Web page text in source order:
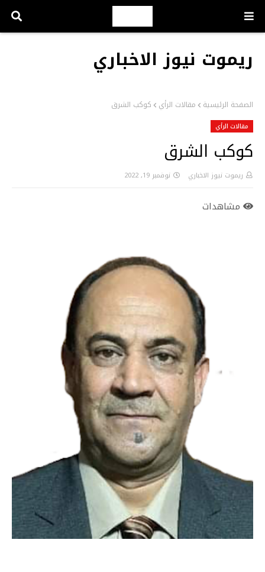
ريموت نيوز الاخباري
الصفحة الرئيسية مقالات الرأي كوكب الشرق
مقالات الرأي
كوكب الشرق
ريموت نيوز الاخباري نوفمبر 19, 2022
مشاهدات